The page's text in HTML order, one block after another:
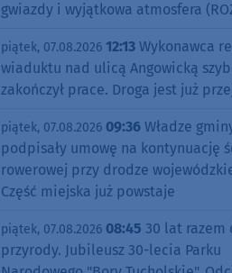
gwiazdy i wyjątkowa atmosfera
piątek, 07.08.2026 12:13 Wykonawca
wiaduktu nad ulicą Angowicką
zakończył prace. Droga jest już
piątek, 07.08.2026 09:36 Władze
podpisały umowę na kontynuację
rowerowej przy drodze
Część miejska już powstaje
piątek, 07.08.2026 08:45 30 lat razem
przyrody. Jubileusz 30-lecia Parku